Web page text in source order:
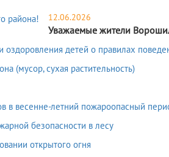
12.06.2026
Уважаемые жители
оздоровления детей о правилах
(мусор, сухая растительность)
в весенне-летний пожароопасный
безопасности в лесу
открытого огня